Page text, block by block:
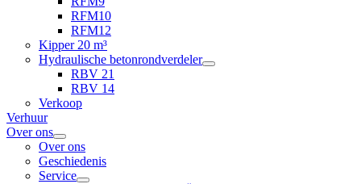
RFM10
RFM12
Kipper 20 m³
Hydraulische betonrondverdeler
RBV 21
RBV 14
Verkoop
Verhuur
Over ons
Over ons
Geschiedenis
Service